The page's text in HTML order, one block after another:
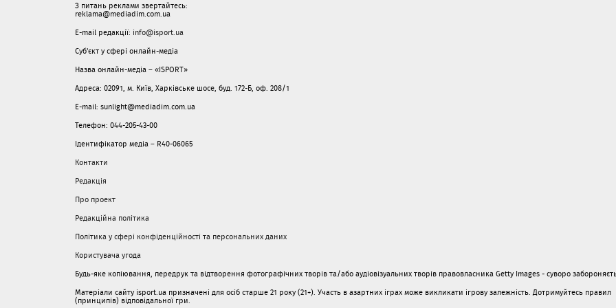
З питань реклами звертайтесь:
reklama@mediadim.com.ua
E-mail редакції: info@isport.ua
Суб'єкт у сфері онлайн-медіа
Назва онлайн-медіа – «ISPORT»
Адреса: 02091, м. Київ, Харківське шосе, буд. 172-Б, оф. 208/1
E-mail: sunlight@mediadim.com.ua
Телефон: 044-205-43-00
Ідентифікатор медіа – R40-06065
Контакти
Редакція
Про проект
Редакційна політика
Політика у сфері конфіденційності та персональних даних
Користувача угода
Будь-яке копіювання, передрук та відтворення фотографічних творів та/або аудіовізуальних творів правовласника Getty Images - суворо
Матеріали сайту isport.ua призначені для осіб старше 21 року (21+). Участь в азартних іграх може викликати ігрову залежність. Дотримуйтесь правил
(принципів) відповідальної гри.